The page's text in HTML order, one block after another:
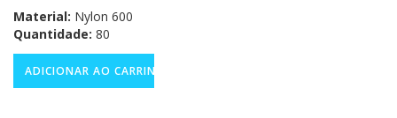
Material: Nylon 600
Quantidade: 80